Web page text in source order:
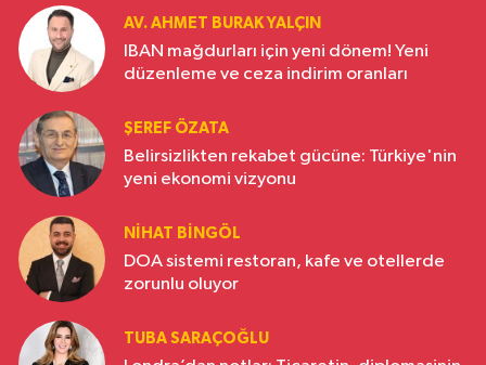
AV. AHMET BURAK YALÇIN
IBAN mağdurları için yeni dönem! Yeni
düzenleme ve ceza indirim oranları
ŞEREF ÖZATA
Belirsizlikten rekabet gücüne: Türkiye'nin
yeni ekonomi vizyonu
NIHAT BINGÖL
DOA sistemi restoran, kafe ve otellerde
zorunlu oluyor
TUBA SARAÇOĞLU